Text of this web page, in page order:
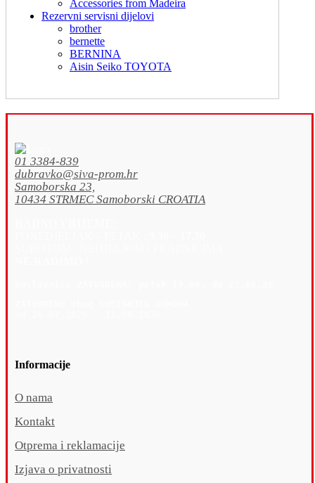
Accessories from Madeira
Rezervni servisni dijelovi
brother
bernette
BERNINA
Aisin Seiko TOYOTA
01 3384-839
dubravko@siva-prom.hr
Samoborska 23,
10434 STRMEC Samoborski CROATIA
Informacije
O nama
Kontakt
Otprema i reklamacije
Izjava o privatnosti